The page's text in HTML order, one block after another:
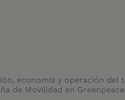
economía y operación del
de Movilidad en Greenpeace